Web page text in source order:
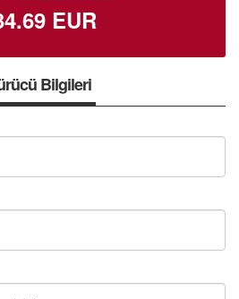
EUR
Bilgileri